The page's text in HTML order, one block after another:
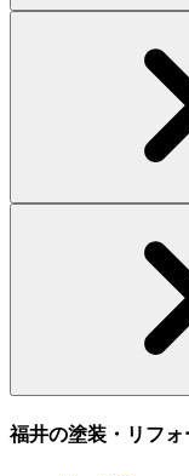
福井の塗装・リフ